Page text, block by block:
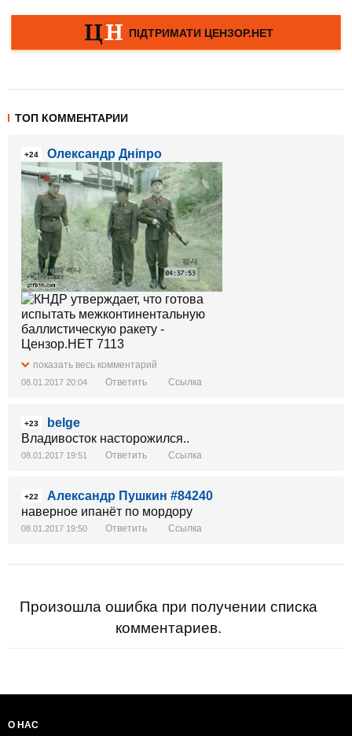
ТОП КОММЕНТАРИИ
+24 Олександр Дніпро
показать весь комментарий
08.01.2017 20:04 Ответить Ссылка
+23
belge
Владивосток насторожился..
08.01.2017 19:51 Ответить Ссылка
+22
Александр Пушкин #84240
наверное ипанёт по мордору
08.01.2017 19:50 Ответить Ссылка
Произошла ошибка при получении списка
комментариев.
О НАС